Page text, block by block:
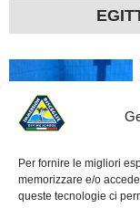
Per fornire le migliori
memorizzare e/o
queste tecnologie ci
LA SUBACQUEA È